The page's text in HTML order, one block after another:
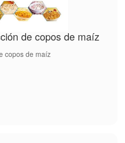
de copos de maíz
copos de maíz